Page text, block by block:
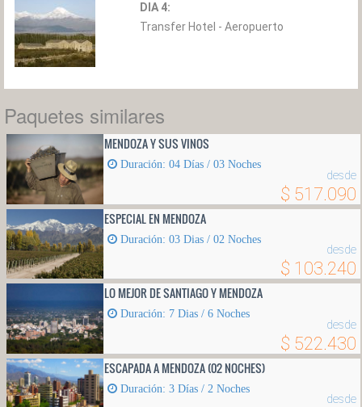
DIA 4:
Transfer Hotel - Aeropuerto
Paquetes similares
MENDOZA Y SUS VINOS
Duración: 04 Dí­as / 03 Noches
desde
$ 517.090
ESPECIAL EN MENDOZA
Duración: 03 Dias / 02 Noches
desde
$ 103.240
LO MEJOR DE SANTIAGO Y MENDOZA
Duración: 7 Dias / 6 Noches
desde
$ 522.430
ESCAPADA A MENDOZA (02 NOCHES)
Duración: 3 Días / 2 Noches
desde